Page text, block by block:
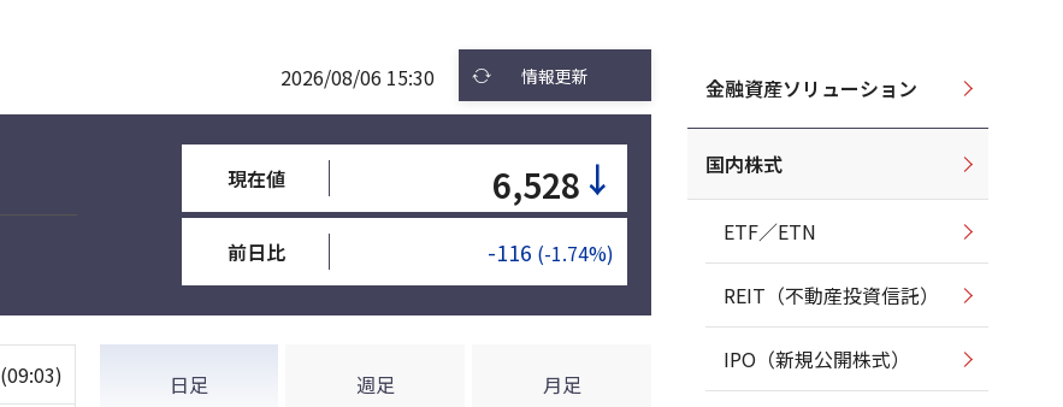
2026/08/06 15:30 情報更新
現在値 6,528 ↓
前日比 -116 (-1.74%)
(09:03) 日足 週足 月足
金融資産ソリューション
国内株式
ETF／ETN
REIT（不動産投資信託）
IPO（新規公開株式）